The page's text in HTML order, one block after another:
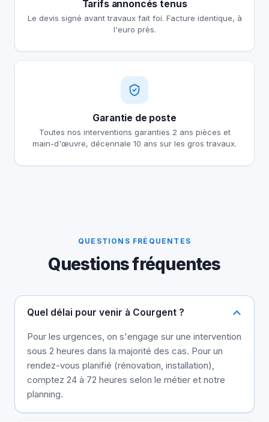
Tarifs annoncés tenus
Le devis signé avant travaux fait foi. Facture identique, à
l'euro près.
Garantie de poste
Toutes nos interventions garanties 2 ans pièces et
main-d'œuvre, décennale 10 ans sur les gros travaux.
QUESTIONS FRÉQUENTES
Questions fréquentes
Quel délai pour venir à Courgent ?
Pour les urgences, on s'engage sur une intervention
sous 2 heures dans la majorité des cas. Pour un
rendez-vous planifié (rénovation, installation),
comptez 24 à 72 heures selon le métier et notre
planning.